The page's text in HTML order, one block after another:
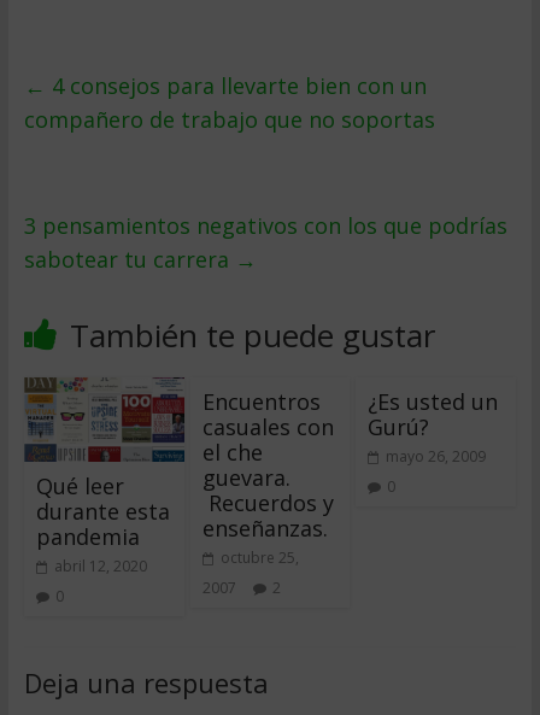
← 4 consejos para llevarte bien con un
compañero de trabajo que no soportas
3 pensamientos negativos con los que podrías
sabotear tu carrera →
También te puede gustar
Qué leer
durante esta
pandemia
abril 12, 2020
0
Encuentros
casuales con
el che
guevara.
Recuerdos y
enseñanzas.
octubre 25,
2007
2
¿Es usted un
Gurú?
mayo 26, 2009
0
Deja una respuesta